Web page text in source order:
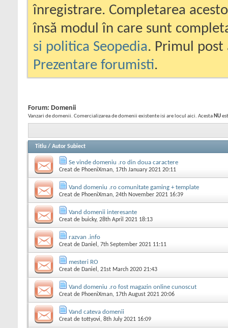
înregistrare. Completarea
însă modul în care sunt
si politica Seopedia. Primul
Prezentare forumisti.
Forum: Domenii
Vanzari de domenii. Comercializarea de domenii existente isi are locul aici. Acesta NU
Titlu / Autor Subiect
Se vinde domeniu .ro din doua caractere
Creat de PhoeniXman, 17th January 2021 20:11
Vand domeniu .ro comunitate gaming + template
Creat de PhoeniXman, 24th November 2021 16:39
Vand domenii interesante
Creat de buicky, 28th April 2021 18:13
razvan .info
Creat de Daniel , 7th September 2021 11:11
mesteri RO
Creat de Daniel , 21st March 2020 21:43
Vand domeniu .ro fost magazin online cunoscut
Creat de PhoeniXman, 17th August 2021 20:06
Vand cateva domenii
Creat de tottyovi, 8th July 2021 16:09